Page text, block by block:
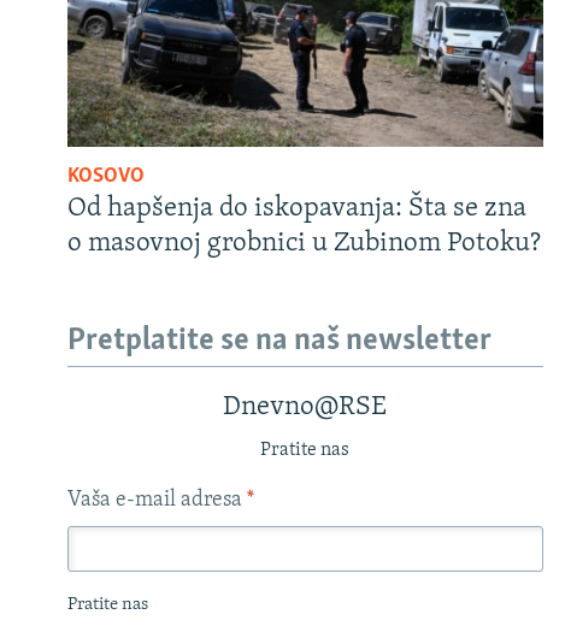
KOSOVO
Od hapšenja do iskopavanja: Šta se zna
o masovnoj grobnici u Zubinom Potoku?
Pretplatite se na naš newsletter
Dnevno@RSE
Pratite nas
Vaša e-mail adresa *
Pratite nas